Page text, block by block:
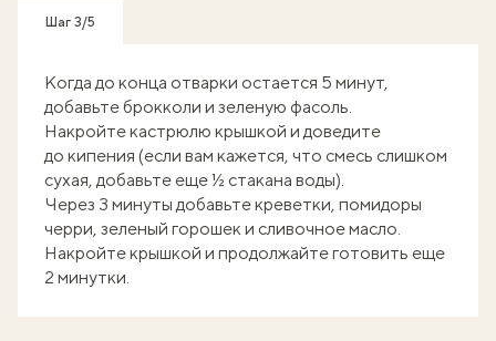
Шаг 3/5
Когда до конца отварки остается 5 минут,
добавьте брокколи и зеленую фасоль.
Накройте кастрюлю крышкой и доведите
до кипения (если вам кажется, что смесь слишком
сухая, добавьте еще ½ стакана воды).
Через 3 минуты добавьте креветки, помидоры
черри, зеленый горошек и сливочное масло.
Накройте крышкой и продолжайте готовить еще
2 минутки.